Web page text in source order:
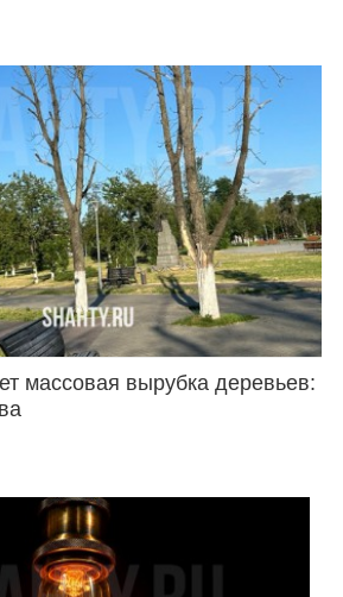
массовая вырубка деревьев: